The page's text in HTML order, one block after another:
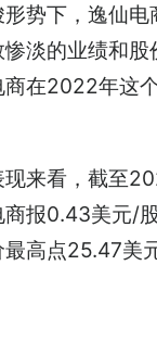
势下，逸仙电
淡的业绩和
商在2022年这
现来看，截至
商报0.43美元/
高点25.47美